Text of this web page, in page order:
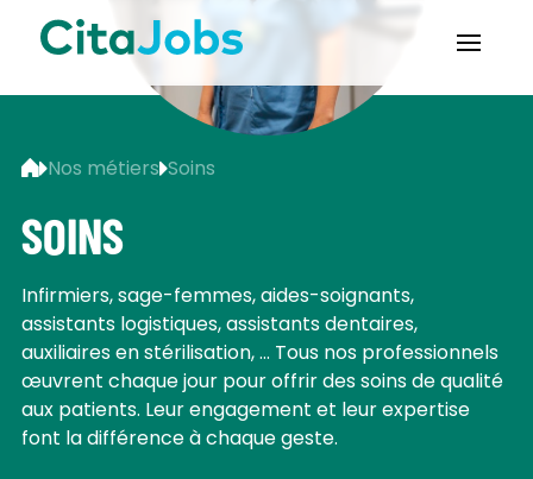
Nos métiers Soins
SOINS
Infirmiers, sage-femmes, aides-soignants,
assistants logistiques, assistants dentaires,
auxiliaires en stérilisation, ... Tous nos professionnels
œuvrent chaque jour pour offrir des soins de qualité
aux patients. Leur engagement et leur expertise
font la différence à chaque geste.